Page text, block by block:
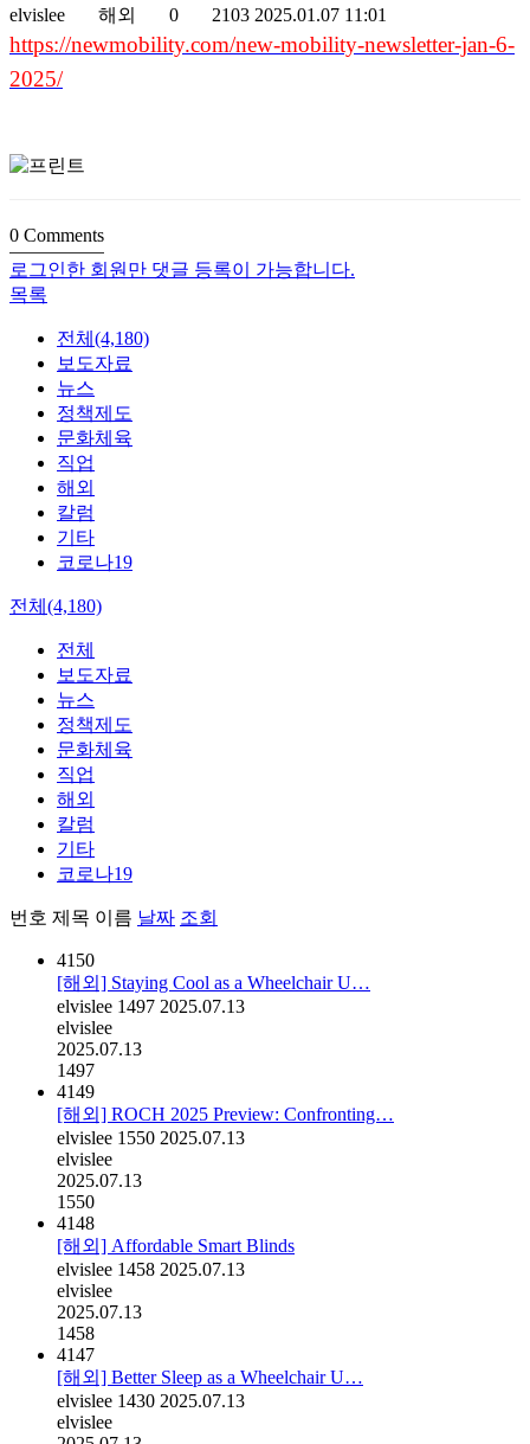
elvislee 해외 0 2103 2025.01.07 11:01
https://newmobility.com/new-mobility-newsletter-jan-6-
2025/
0 Comments
로그인한 회원만 댓글 등록이 가능합니다.
목록
전체(4,180)
보도자료
뉴스
정책제도
문화체육
직업
해외
칼럼
기타
코로나19
전체(4,180)
전체
보도자료
뉴스
정책제도
문화체육
직업
해외
칼럼
기타
코로나19
번호 제목 이름 날짜 조회
4150
[해외] Staying Cool as a Wheelchair U…
elvislee 1497 2025.07.13
elvislee
2025.07.13
1497
4149
[해외] ROCH 2025 Preview: Confronting…
elvislee 1550 2025.07.13
elvislee
2025.07.13
1550
4148
[해외] Affordable Smart Blinds
elvislee 1458 2025.07.13
elvislee
2025.07.13
1458
4147
[해외] Better Sleep as a Wheelchair U…
elvislee 1430 2025.07.13
elvislee